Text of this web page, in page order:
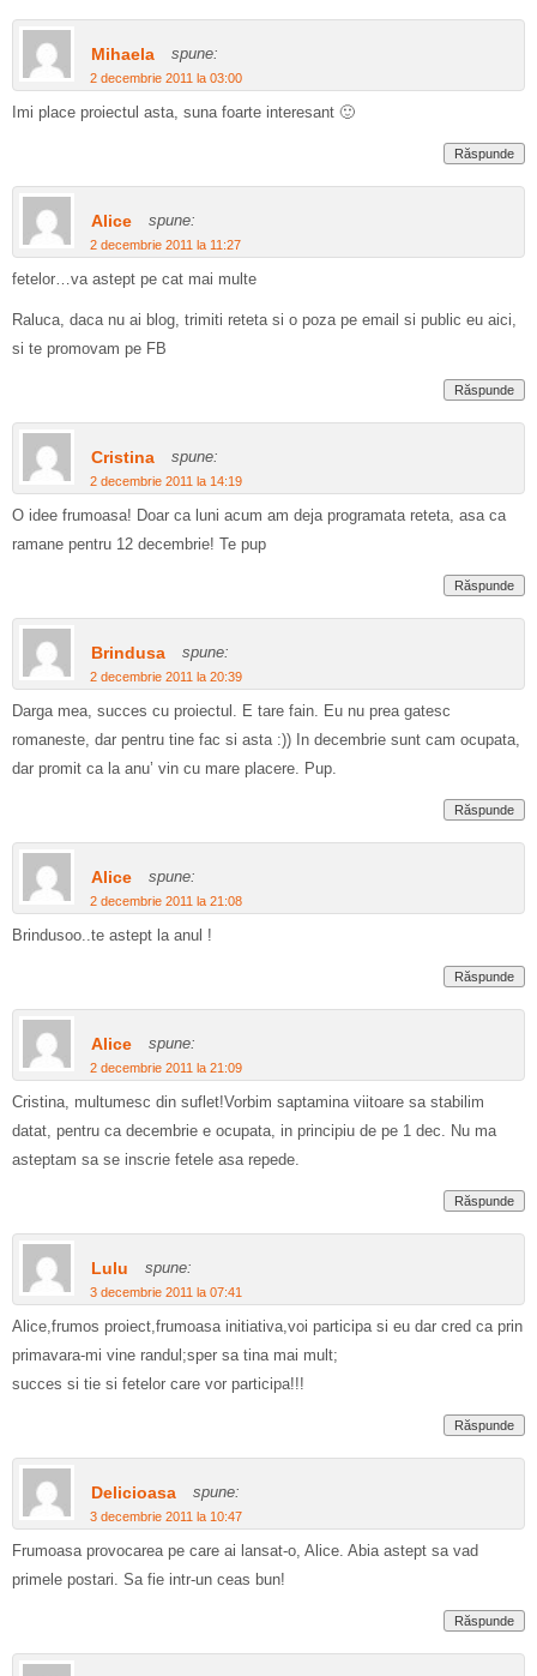
Mihaela spune:
2 decembrie 2011 la 03:00
Imi place proiectul asta, suna foarte interesant 🙂
Răspunde
Alice spune:
2 decembrie 2011 la 11:27
fetelor…va astept pe cat mai multe
Raluca, daca nu ai blog, trimiti reteta si o poza pe email si public eu aici,
si te promovam pe FB
Răspunde
Cristina spune:
2 decembrie 2011 la 14:19
O idee frumoasa! Doar ca luni acum am deja programata reteta, asa ca
ramane pentru 12 decembrie! Te pup
Răspunde
Brindusa spune:
2 decembrie 2011 la 20:39
Darga mea, succes cu proiectul. E tare fain. Eu nu prea gatesc
romaneste, dar pentru tine fac si asta :)) In decembrie sunt cam ocupata,
dar promit ca la anu’ vin cu mare placere. Pup.
Răspunde
Alice spune:
2 decembrie 2011 la 21:08
Brindusoo..te astept la anul !
Răspunde
Alice spune:
2 decembrie 2011 la 21:09
Cristina, multumesc din suflet!Vorbim saptamina viitoare sa stabilim
datat, pentru ca decembrie e ocupata, in principiu de pe 1 dec. Nu ma
asteptam sa se inscrie fetele asa repede.
Răspunde
Lulu spune:
3 decembrie 2011 la 07:41
Alice,frumos proiect,frumoasa initiativa,voi participa si eu dar cred ca prin
primavara-mi vine randul;sper sa tina mai mult;
succes si tie si fetelor care vor participa!!!
Răspunde
Delicioasa spune:
3 decembrie 2011 la 10:47
Frumoasa provocarea pe care ai lansat-o, Alice. Abia astept sa vad
primele postari. Sa fie intr-un ceas bun!
Răspunde